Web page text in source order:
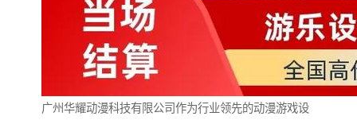
广州华耀动漫科技有限公司作为行业领先的动漫游戏设